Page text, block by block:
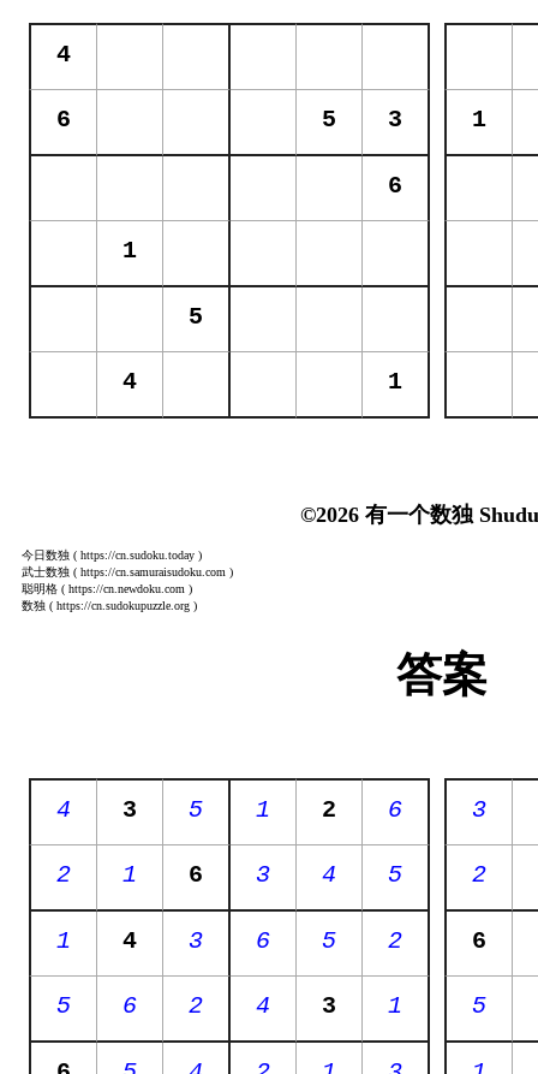
©2026 有一个数独
今日数独 ( https://cn.sudoku.today )
武士数独 ( https://cn.samuraisudoku.com )
聪明格 ( https://cn.newdoku.com )
数独 ( https://cn.sudokupuzzle.org )
答案